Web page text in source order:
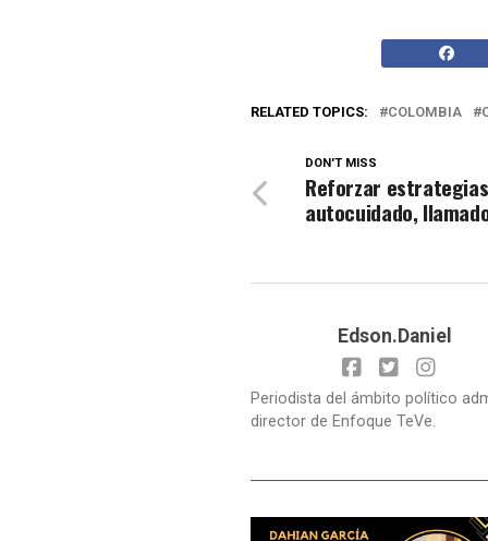
RELATED TOPICS: COLOMBIA
DON'T MISS
Reforzar
autocuidado,
Edson.Daniel
Periodista del ámbito político
director de Enfoque TeVe.